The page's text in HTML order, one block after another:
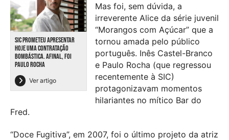
SIC PROMETEU APRESENTAR
HOJE UMA CONTRATAÇÃO
BOMBÁSTICA. AFINAL, FOI
PAULO ROCHA
Ver artigo
Mas foi, sem dúvida, a
irreverente Alice da série juvenil
“Morangos com Açúcar” que a
tornou amada pelo público
português. Inês Castel-Branco
e Paulo Rocha (que regressou
recentemente à SIC)
protagonizavam momentos
hilariantes no mítico Bar do
Fred.
“Doce Fugitiva”, em 2007, foi o último projeto da atriz